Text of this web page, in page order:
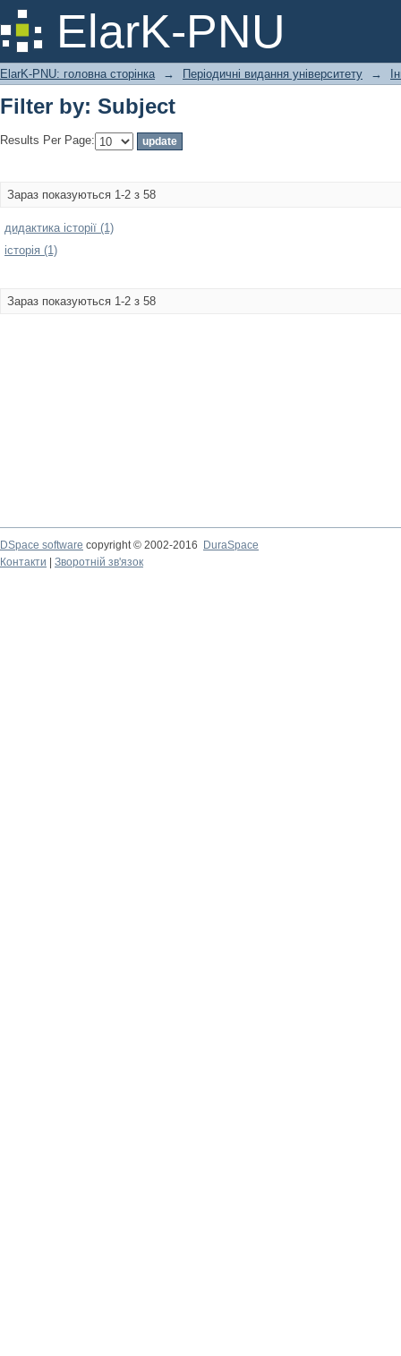
ElarK-PNU
Filter by: Subject
ElarK-PNU: головна сторінка → Періодичні видання університету →
Filter by: Subject
Results Per Page:
Зараз показуються 1-2 з 58
дидактика історії (1)
історія (1)
Зараз показуються 1-2 з 58
DSpace software copyright © 2002-2016
DuraSpace
Контакти
Зворотній зв'язок